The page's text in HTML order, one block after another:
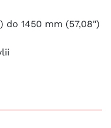
do 1450 mm (57,08")